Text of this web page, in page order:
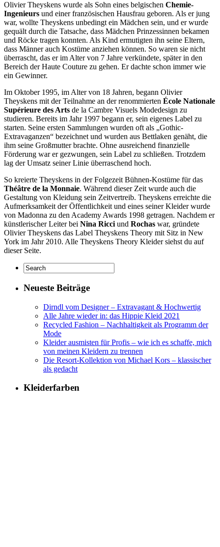
Olivier Theyskens wurde als Sohn eines belgischen Chemie-
Ingenieurs und einer französischen Hausfrau geboren. Als er jung
war, wollte Theyskens unbedingt ein Mädchen sein, und er wurde
gequält durch die Tatsache, dass Mädchen Prinzessinnen bekamen
und Röcke tragen konnten. Als Kind ermutigten ihn seine Eltern,
dass Männer auch Kostüme anziehen können. So waren sie nicht
überrascht, das er im Alter von 7 Jahre verkündete, später in den
Bereich der Haute Couture zu gehen. Er dachte schon immer wie
ein Gewinner.
Im Oktober 1995, im Alter von 18 Jahren, begann Olivier
Theyskens mit der Teilnahme an der renommierten École Nationale
Supérieure des Arts de la Cambre Visuels Modedesign zu
studieren. Bereits im Jahr 1997 begann er, sein eigenes Label zu
starten. Seine ersten Sammlungen wurden oft als „Gothic-
Extravaganzen“ bezeichnet und wurden aus Bettlaken genäht, die
ihm seine Großmutter brachte. Ohne ausreichend finanzielle
Förderung war er gezwungen, sein Label zu schließen. Trotzdem
lag der Umsatz seiner Linie überraschend hoch.
So kreierte Theyskens in der Folgezeit Bühnen-Kostüme für das
Théâtre de la Monnaie. Während dieser Zeit wurde auch die
Gestaltung von Kleidung sein Zeitvertreib. Theyskens erreichte die
Aufmerksamkeit der Öffentlichkeit und eines seiner Kleider wurde
von Madonna zu den Academy Awards 1998 getragen. Nachdem er
künstlerischer Leiter bei Nina Ricci und Rochas war, gründete
Olivier Theyskens das Label Theyskens Theory mit Sitz in New
York im Jahr 2010. Alle Theyskens Theory Kleider siehst du auf
dieser Seite.
Neueste Beiträge
Dirndl vom Designer – Extravagant & Hochwertig
Alle Jahre wieder in: das Hippie Kleid 2021
Recycled Fashion – Nachhaltigkeit als Programm der
Mode
Kleider ausmisten für Profis – wie ich es schaffe, mich
von meinen Kleidern zu trennen
Die Resort-Kollektion von Michael Kors – klassischer
als gedacht
Kleiderfarben